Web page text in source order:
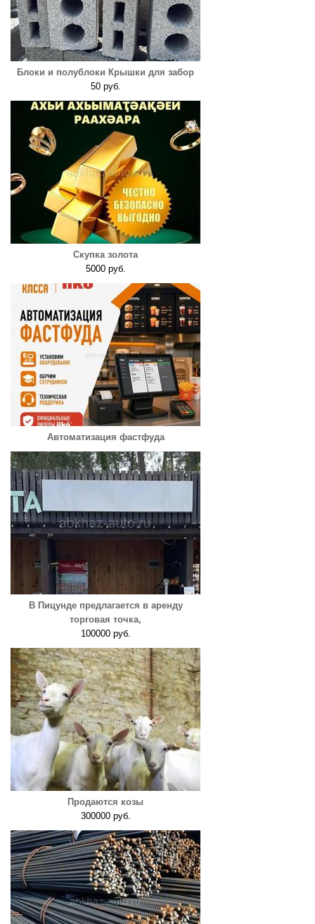
Блоки и полублоки Крышки для забор
50 руб.
Скупка золота
5000 руб.
Автоматизация фастфуда
В Пицунде предлагается в аренду
торговая точка,
100000 руб.
Продаются козы
300000 руб.